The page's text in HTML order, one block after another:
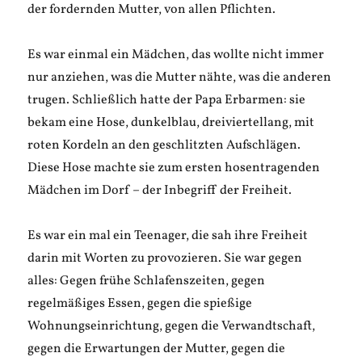
der fordernden Mutter, von allen Pflichten.
Es war einmal ein Mädchen, das wollte nicht immer
nur anziehen, was die Mutter nähte, was die anderen
trugen. Schließlich hatte der Papa Erbarmen: sie
bekam eine Hose, dunkelblau, dreiviertellang, mit
roten Kordeln an den geschlitzten Aufschlägen.
Diese Hose machte sie zum ersten hosentragenden
Mädchen im Dorf – der Inbegriff der Freiheit.
Es war ein mal ein Teenager, die sah ihre Freiheit
darin mit Worten zu provozieren. Sie war gegen
alles: Gegen frühe Schlafenszeiten, gegen
regelmäßiges Essen, gegen die spießige
Wohnungseinrichtung, gegen die Verwandtschaft,
gegen die Erwartungen der Mutter, gegen die